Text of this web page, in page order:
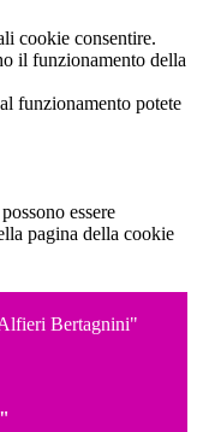
cookie consentire.
il funzionamento della
funzionamento potete
essere
pagina della cookie
Bertagnini"